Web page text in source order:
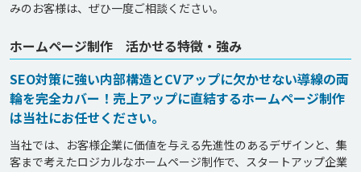
ホームページ制作 活かせる特徴・強み
SEO対策に強い内部構造とCVアップに欠かせない導線の両
輪を完全カバー！売上アップに直結するホームページ制作
は当社にお任せください。
当社では、お客様企業に価値を与える先進性のあるデザインと、集
客まで考えたロジカルなホームページ制作で、スタートアップ企業